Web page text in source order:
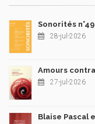
Sonorités n°49
28-jul-2026
Amours
27-jul-2026
Blaise Pascal